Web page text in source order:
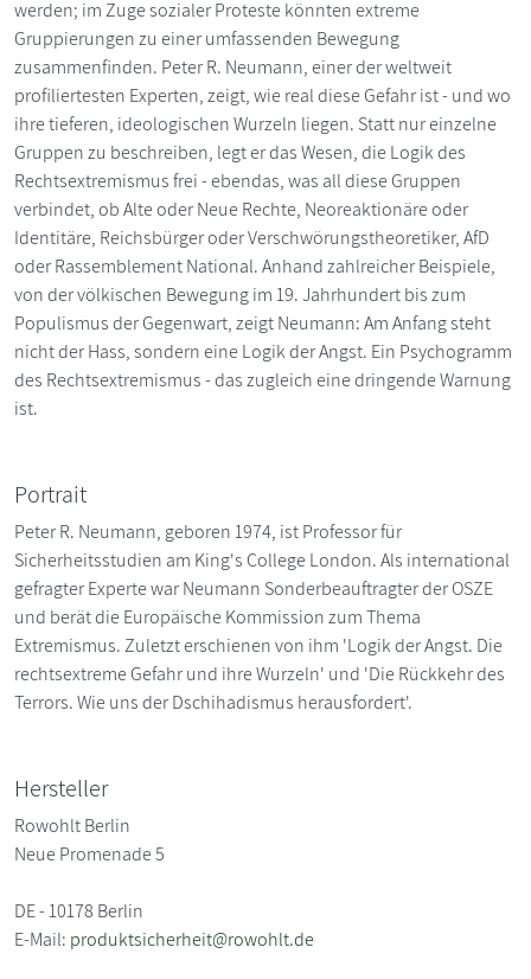
werden; im Zuge sozialer Proteste könnten extreme
Gruppierungen zu einer umfassenden Bewegung
zusammenfinden. Peter R. Neumann, einer der weltweit
profiliertesten Experten, zeigt, wie real diese Gefahr ist - und wo
ihre tieferen, ideologischen Wurzeln liegen. Statt nur einzelne
Gruppen zu beschreiben, legt er das Wesen, die Logik des
Rechtsextremismus frei - ebendas, was all diese Gruppen
verbindet, ob Alte oder Neue Rechte, Neoreaktionäre oder
Identitäre, Reichsbürger oder Verschwörungstheoretiker, AfD
oder Rassemblement National. Anhand zahlreicher Beispiele,
von der völkischen Bewegung im 19. Jahrhundert bis zum
Populismus der Gegenwart, zeigt Neumann: Am Anfang steht
nicht der Hass, sondern eine Logik der Angst. Ein Psychogramm
des Rechtsextremismus - das zugleich eine dringende Warnung
ist.
Portrait
Peter R. Neumann, geboren 1974, ist Professor für
Sicherheitsstudien am King's College London. Als international
gefragter Experte war Neumann Sonderbeauftragter der OSZE
und berät die Europäische Kommission zum Thema
Extremismus. Zuletzt erschienen von ihm 'Logik der Angst. Die
rechtsextreme Gefahr und ihre Wurzeln' und 'Die Rückkehr des
Terrors. Wie uns der Dschihadismus herausfordert'.
Hersteller
Rowohlt Berlin
Neue Promenade 5
DE - 10178 Berlin
E-Mail: produktsicherheit@rowohlt.de